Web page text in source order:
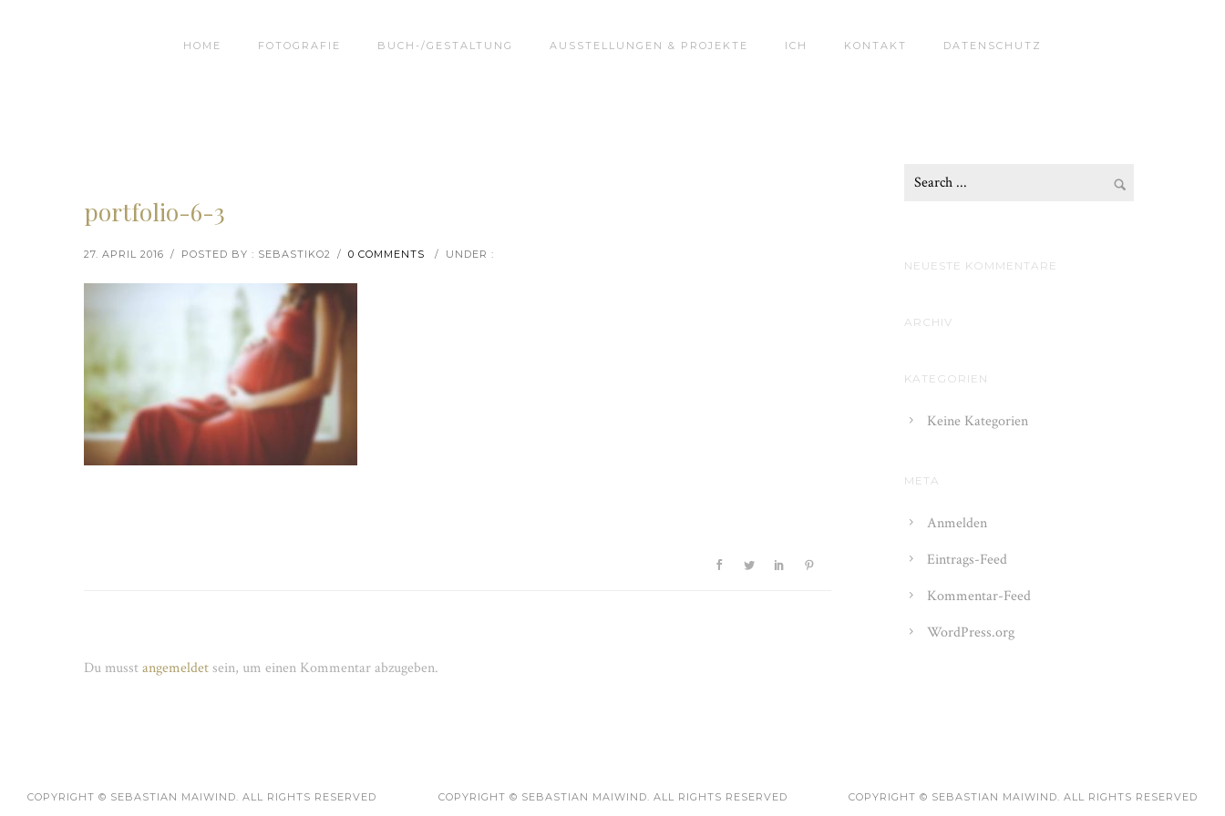
HOME FOTOGRAFIE BUCH-/GESTALTUNG AUSSTELLUNGEN & PROJEKTE ICH KONTAKT DATENSCHUTZ
portfolio-6-3
27. APRIL 2016 / POSTED BY : SEBASTIKO2 / 0 COMMENTS / UNDER :
Du musstangemeldet sein, um einen Kommentar abzugeben.
NEUESTE KOMMENTARE
ARCHIV
KATEGORIEN
Keine Kategorien
META
Anmelden
Eintrags-Feed
Kommentar-Feed
WordPress.org
COPYRIGHT © SEBASTIAN MAIWIND. ALL RIGHTS RESERVED COPYRIGHT © SEBASTIAN MAIWIND. ALL RIGHTS RESERVED COPYRIGHT © SEBASTIAN MAIWIND. ALL RIGHTS RESERVED